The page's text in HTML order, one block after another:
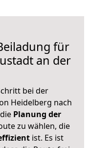
für
an der
bei der
Heidelberg nach
Planung der
zu wählen, die
ist. Es ist